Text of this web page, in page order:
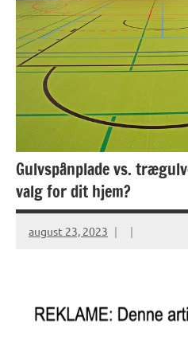
Gulvspånplade vs.
valg for dit hjem?
august 23, 2023